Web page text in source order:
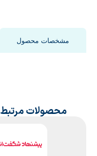
مشخصات محصول
محصولات مرتبط